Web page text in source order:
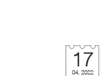
17
04, 2022